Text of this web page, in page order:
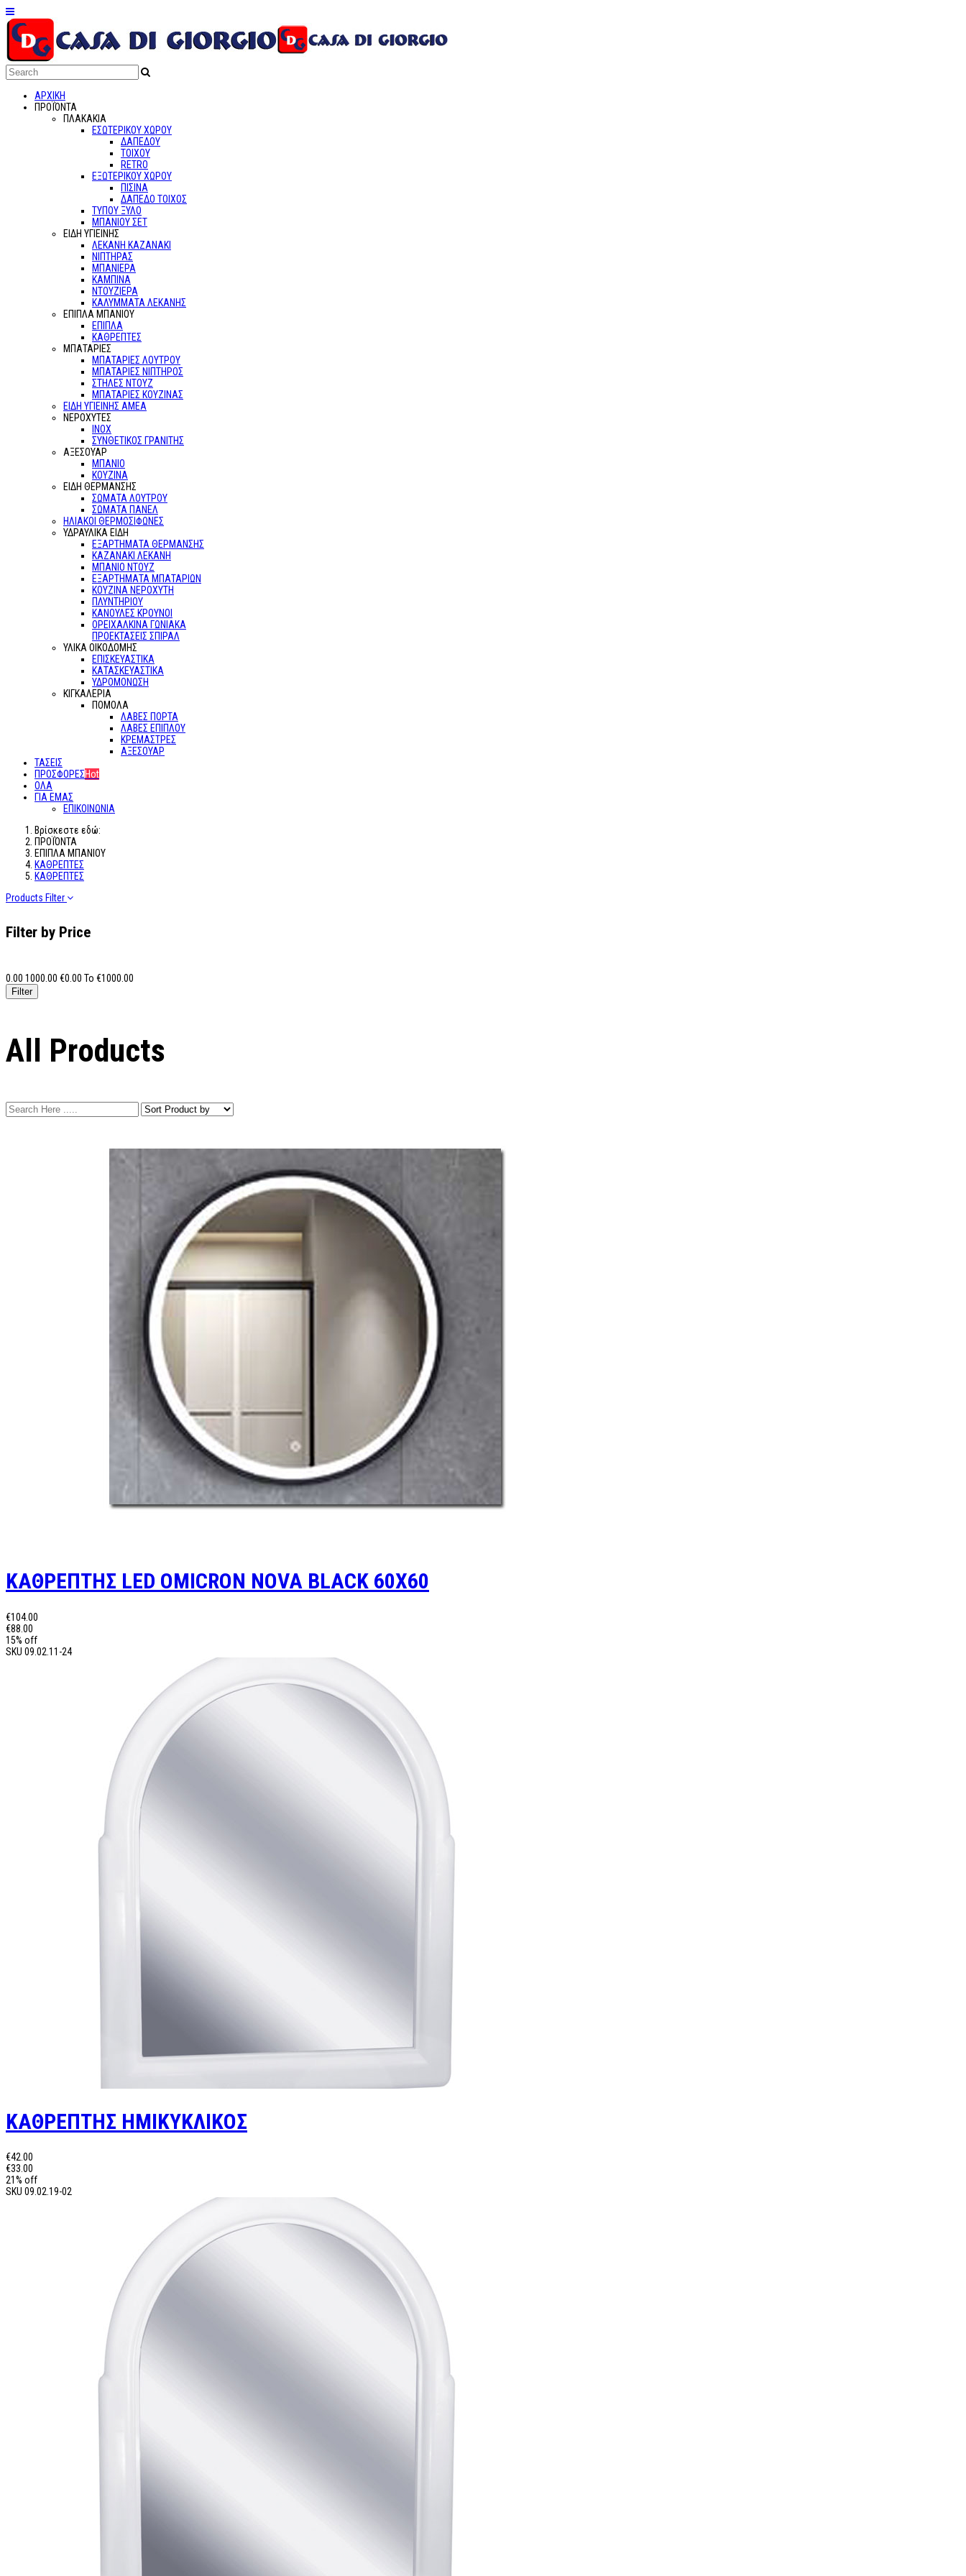
ΑΡΧΙΚΗ
ΠΡΟΪΌΝΤΑ
ΠΛΑΚΑΚΙΑ
ΕΣΩΤΕΡΙΚΟΥ ΧΩΡΟΥ
ΔΑΠΕΔΟΥ
ΤΟΙΧΟΥ
RETRO
ΕΞΩΤΕΡΙΚΟΥ ΧΩΡΟΥ
ΠΙΣΙΝΑ
ΔΑΠΕΔΟ ΤΟΙΧΟΣ
ΤΥΠΟΥ ΞΥΛΟ
ΜΠΑΝΙΟΥ ΣΕΤ
ΕΙΔΗ ΥΓΙΕΙΝΗΣ
ΛΕΚΑΝΗ ΚΑΖΑΝΑΚΙ
ΝΙΠΤΗΡΑΣ
ΜΠΑΝΙΕΡΑ
ΚΑΜΠΙΝΑ
ΝΤΟΥΖΙΕΡΑ
ΚΑΛΥΜΜΑΤΑ ΛΕΚΑΝΗΣ
ΕΠΙΠΛΑ ΜΠΑΝΙΟΥ
ΕΠΙΠΛΑ
ΚΑΘΡΕΠΤΕΣ
ΜΠΑΤΑΡΙΕΣ
ΜΠΑΤΑΡΙΕΣ ΛΟΥΤΡΟΥ
ΜΠΑΤΑΡΙΕΣ ΝΙΠΤΗΡΟΣ
ΣΤΗΛΕΣ ΝΤΟΥΖ
ΜΠΑΤΑΡΙΕΣ ΚΟΥΖΙΝΑΣ
ΕΙΔΗ ΥΓΙΕΙΝΗΣ ΑΜΕΑ
ΝΕΡΟΧΥΤΕΣ
ΙΝΟΧ
ΣΥΝΘΕΤΙΚΟΣ ΓΡΑΝΙΤΗΣ
ΑΞΕΣΟΥΑΡ
ΜΠΑΝΙΟ
ΚΟΥΖΙΝΑ
ΕΙΔΗ ΘΕΡΜΑΝΣΗΣ
ΣΩΜΑΤΑ ΛΟΥΤΡΟΥ
ΣΩΜΑΤΑ ΠΑΝΕΛ
ΗΛΙΑΚΟΙ ΘΕΡΜΟΣΙΦΩΝΕΣ
ΥΔΡΑΥΛΙΚΑ ΕΙΔΗ
ΕΞΑΡΤΗΜΑΤΑ ΘΕΡΜΑΝΣΗΣ
ΚΑΖΑΝΑΚΙ ΛΕΚΑΝΗ
ΜΠΑΝΙΟ ΝΤΟΥΖ
ΕΞΑΡΤΗΜΑΤΑ ΜΠΑΤΑΡΙΩΝ
ΚΟΥΖΙΝΑ ΝΕΡΟΧΥΤΗ
ΠΛΥΝΤΗΡΙΟΥ
ΚΑΝΟΥΛΕΣ ΚΡΟΥΝΟΙ
ΟΡΕΙΧΑΛΚΙΝΑ ΓΩΝΙΑΚΑ
ΠΡΟΕΚΤΑΣΕΙΣ ΣΠΙΡΑΛ
ΥΛΙΚΑ ΟΙΚΟΔΟΜΗΣ
ΕΠΙΣΚΕΥΑΣΤΙΚΑ
ΚΑΤΑΣΚΕΥΑΣΤΙΚΑ
ΥΔΡΟΜΟΝΩΣΗ
ΚΙΓΚΑΛΕΡΙΑ
ΠΟΜΟΛΑ
ΛΑΒΕΣ ΠΟΡΤΑ
ΛΑΒΕΣ ΕΠΙΠΛΟΥ
ΚΡΕΜΑΣΤΡΕΣ
ΑΞΕΣΟΥΑΡ
ΤΑΣΕΙΣ
ΠΡΟΣΦΟΡΕΣHot
ΟΛΑ
ΓΙΑ ΕΜΑΣ
ΕΠΙΚΟΙΝΩΝΙΑ
Βρίσκεστε εδώ:
ΠΡΟΪΌΝΤΑ
ΕΠΙΠΛΑ ΜΠΑΝΙΟΥ
ΚΑΘΡΕΠΤΕΣ
ΚΑΘΡΕΠΤΕΣ
Products Filter
Filter by Price
0.00 1000.00 €0.00 To €1000.00
All Products
ΚΑΘΡΕΠΤΗΣ LED OMICRON NOVA BLACK 60X60
€104.00
€88.00
15% off
SKU 09.02.11-24
ΚΑΘΡΕΠΤΗΣ ΗΜΙΚΥΚΛΙΚΟΣ
€42.00
€33.00
21% off
SKU 09.02.19-02